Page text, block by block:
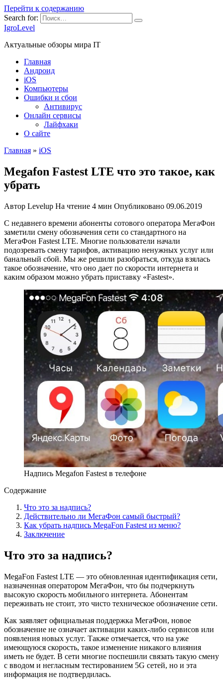
Перейти к содержанию
Search for:
IgroLevel
Актуальные обзоры мира IT
Главная
Андроид
iOS
Компьютеры
Ошибки и сбои
Антивирус
Онлайн сервисы
Лайфхаки
О сайте
Главная » iOS
Megafon Fastest LTE что это такое, как
убрать
Автор Levelup На чтение 4 мин Опубликовано 09.06.2019
С недавнего времени абоненты сотового оператора МегаФон
заметили смену обозначения сети со стандартного на
МегаФон Fastest LTE. Многие пользователи начали
подозревать смену тарифов, активацию ненужных услуг или
банальный сбой. Мы же решили разобраться, откуда взялась
такое обозначение, что оно дает по скорости интернета и
каким образом можно убрать приставку «Fastest».
Надпись Megafon Fastest в телефоне
Содержание
Что это за надпись?
Действительно ли МегаФон самый быстрый?
Как убрать надпись MegaFon Fastest из меню?
Заключение
Что это за надпись?
MegaFon Fastest LTE — это обновленная идентификация сети,
назначенная оператором МегаФон, что бы подчеркнуть
высокую скорость мобильного интернета. Абонентам
переживать не стоит, это чисто техническое обозначение сети.
Как заявляет официальная поддержка МегаФон, новое
обозначение не означает активации каких-либо сервисов или
появления новых услуг. Также отмечается, что на уже
имеющуюся скорость, такое изменение никакого влияния
иметь не будет. В сети многие поспешили связать такую смену
с вводом и негласным тестированием 5G сетей, но и эта
информация не подтвердилась.